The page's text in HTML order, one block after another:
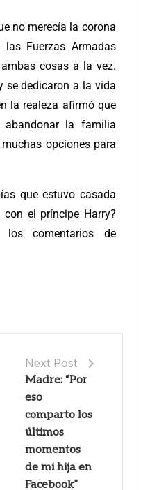
no merecía la corona
Fuerzas Armadas
cosas a la vez.
se dedicaron a la vida
la realeza afirmó que
abandonar la familia
opciones para
que estuvo casada
el príncipe Harry?
comentarios de
Next Post
Madre: “Por
eso
comparto los
últimos
momentos
de mi hija en
Facebook”